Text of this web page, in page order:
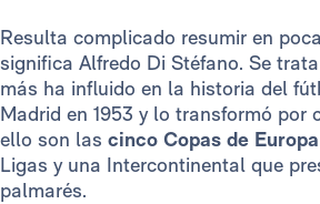
Resulta complicado resumir en
significa Alfredo Di Stéfano. Se
más ha influido en la historia del
Madrid en 1953 y lo transformó por
ello son las cinco Copas de Europa
Ligas y una Intercontinental que
palmarés.